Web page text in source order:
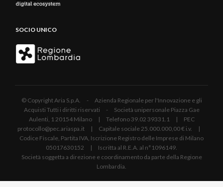
SOCIO UNICO
© Copyright Aria S.p.A. - Azienda Regionale per l'Innovazione e gli
Acquisti Tutti i diritti riservati - Società unipersonale Piazza Gae
Aulenti, 1 20154 Milano | Telefono 39.02 39331.1 | PEC
protocollo@pec.ariaspa.it | Capitale sociale 25.000.000,00 € i.v. |
Codice Fiscale, Partita IVA, Iscrizione Registro delle Imprese di Milano
05017630152 | Iscritta al R.E.A. al n°1096149.
Società soggetta a direzione e coordinamento da parte della Regione
Lombardia.